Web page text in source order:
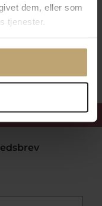
dem, eller som
tjenester.